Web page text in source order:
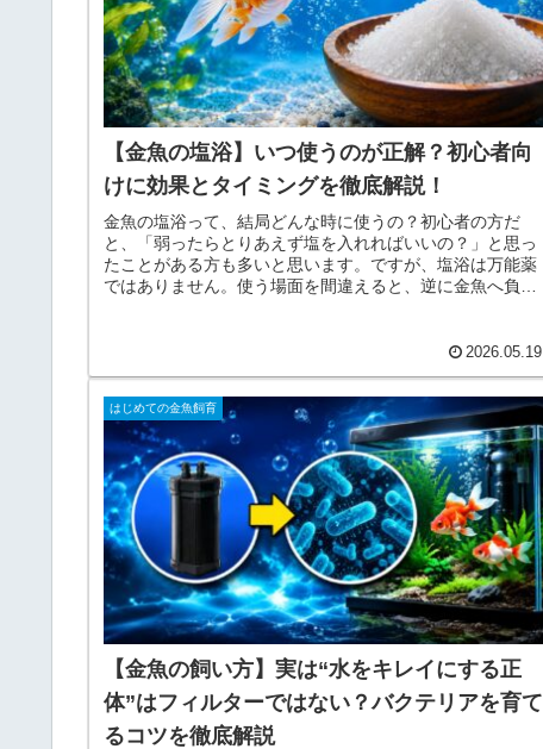
【金魚の塩浴】いつ使うのが正解？初心者向
けに効果とタイミングを徹底解説！
金魚の塩浴って、結局どんな時に使うの？初心者の方だ
と、「弱ったらとりあえず塩を入れればいいの？」と思っ
たことがある方も多いと思います。ですが、塩浴は万能薬
ではありません。使う場面を間違えると、逆に金魚へ負担
やすいポイント・塩浴だけでは危険なケースなどを、初心
めたばかりの方や、塩浴についてしっかり理解したい方
は、ぜひ最後までご覧ください！
2026.05.19
はじめての金魚飼育
【金魚の飼い方】実は“水をキレイにする正
体”はフィルターではない？バクテリアを育て
るコツを徹底解説